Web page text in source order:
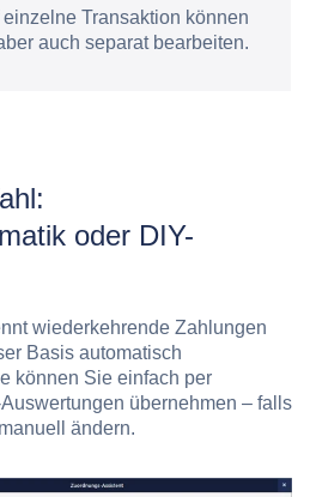
Transaktion können
auch separat bearbeiten.
oder DIY-
wiederkehrende Zahlungen
Basis automatisch
können Sie einfach per
übernehmen – falls
ändern.